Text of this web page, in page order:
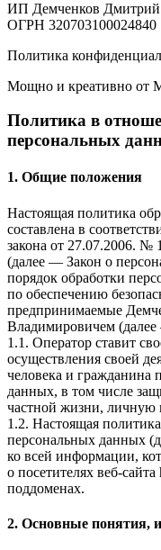
ИП Демченков
ОГРН 320703100024840
Политика
Мощно и креативно от
Политика в
персональных
1. Общие положения
Настоящая политика
составлена в
закона от 27.07.2006.
(далее — Закон о
порядок обработки
по обеспечению
предпринимаемые
Владимировичем
1.1. Оператор ставит
осуществления своей
человека и гражданина
данных, в том числе
частной жизни, личную
1.2. Настоящая
персональных данных
ко всей информации,
о посетителях веб-сайта
поддоменах.
2. Основные понятия,